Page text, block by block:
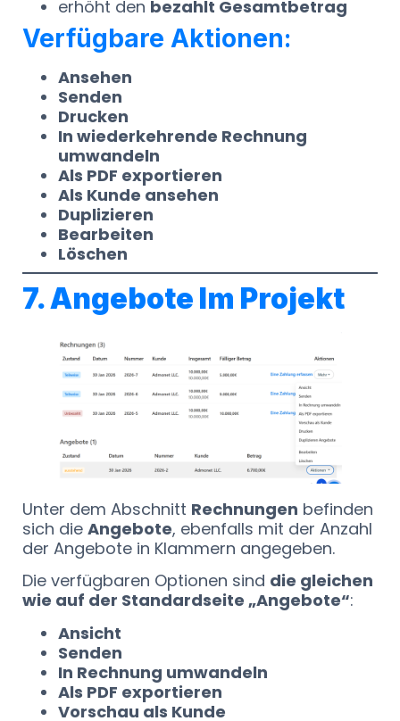
erhöht den bezahlt Gesamtbetrag
Verfügbare Aktionen:
Ansehen
Senden
Drucken
In wiederkehrende Rechnung
umwandeln
Als PDF exportieren
Als Kunde ansehen
Duplizieren
Bearbeiten
Löschen
7. Angebote Im Projekt
Unter dem Abschnitt Rechnungen befinden
sich die Angebote, ebenfalls mit der Anzahl
der Angebote in Klammern angegeben.
Die verfügbaren Optionen sind die gleichen
wie auf der Standardseite „Angebote“:
Ansicht
Senden
In Rechnung umwandeln
Als PDF exportieren
Vorschau als Kunde